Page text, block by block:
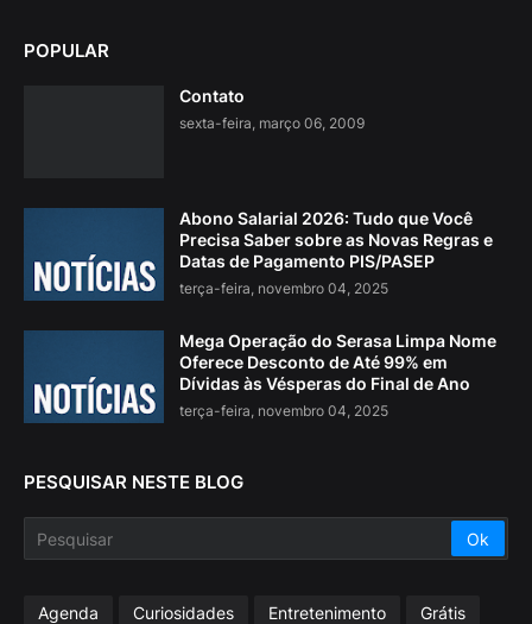
POPULAR
Contato
sexta-feira, março 06, 2009
Abono Salarial 2026: Tudo que Você
Precisa Saber sobre as Novas Regras e
Datas de Pagamento PIS/PASEP
terça-feira, novembro 04, 2025
Mega Operação do Serasa Limpa Nome
Oferece Desconto de Até 99% em
Dívidas às Vésperas do Final de Ano
terça-feira, novembro 04, 2025
PESQUISAR NESTE BLOG
Agenda Curiosidades Entretenimento
Grátis